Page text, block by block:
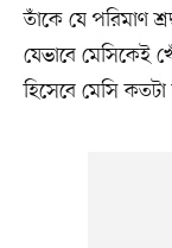
তাঁকে যে পরিমাণ
যেভাবে মেসিকেই
হিসেবে মেসি